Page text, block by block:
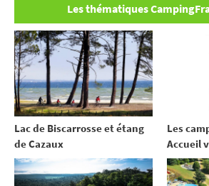
Les thématiques
Lac de Biscarrosse et étang
de Cazaux
Les
Accueil